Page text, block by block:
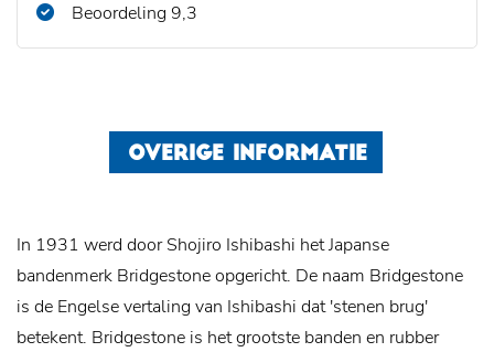
Beoordeling 9,3
OVERIGE INFORMATIE
In 1931 werd door Shojiro Ishibashi het Japanse
bandenmerk Bridgestone opgericht. De naam Bridgestone
is de Engelse vertaling van Ishibashi dat 'stenen brug'
betekent. Bridgestone is het grootste banden en rubber